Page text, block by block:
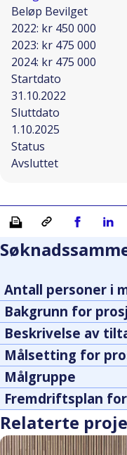
Beløp Bevilget
2022: kr 450 000
2023: kr 475 000
2024: kr 475 000
Startdato
31.10.2022
Sluttdato
1.10.2025
Status
Avsluttet
Skriv ut Kopiera länk
Del på Del
Antall personer i
Bakgrunn for
Beskrivelse av
Målsetting for
Målgruppe
Fremdriftsplan
Relaterte